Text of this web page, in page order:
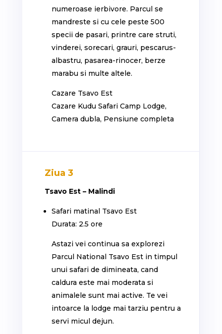
numeroase ierbivore. Parcul se
mandreste si cu cele peste 500
specii de pasari, printre care struti,
vinderei, sorecari, grauri, pescarus-
albastru, pasarea-rinocer, berze
marabu si multe altele.
Cazare Tsavo Est
Cazare Kudu Safari Camp Lodge,
Camera dubla, Pensiune completa
Ziua 3
Tsavo Est – Malindi
Safari matinal Tsavo Est
Durata: 2.5 ore
Astazi vei continua sa explorezi
Parcul National Tsavo Est in timpul
unui safari de dimineata, cand
caldura este mai moderata si
animalele sunt mai active. Te vei
intoarce la lodge mai tarziu pentru a
servi micul dejun.